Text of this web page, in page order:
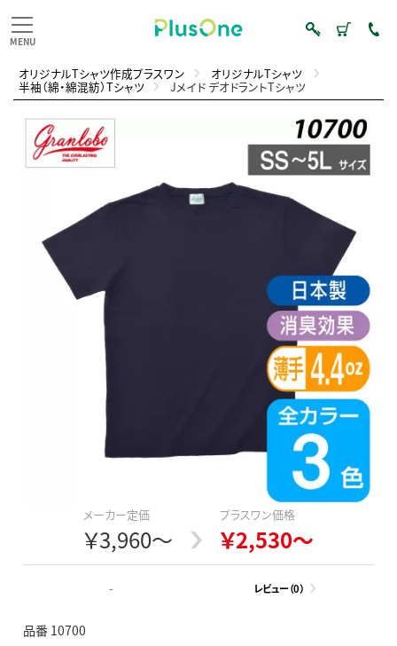
オリジナルTシャツ作成プラスワン オリジナルTシャツ
半袖（綿・綿混紡）Tシャツ Jメイド デオドラントTシャツ
メーカー定価
￥3,960～
プラスワン価格
￥2,530～
- レビュー（0）
品番 10700